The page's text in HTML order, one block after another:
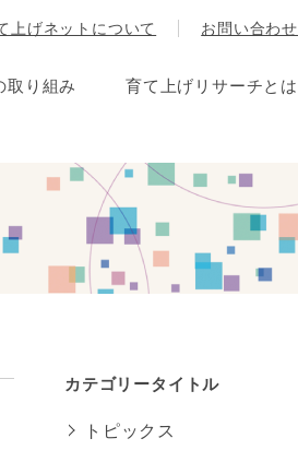
上げネットについて お問い合わせ
取り組み 育て上げリサーチとは
カテゴリータイトル
トピックス